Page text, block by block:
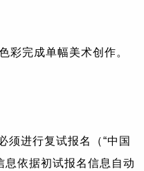
彩完成单幅美术创作。
须进行复试报名（“中国
息依据初试报名信息自动